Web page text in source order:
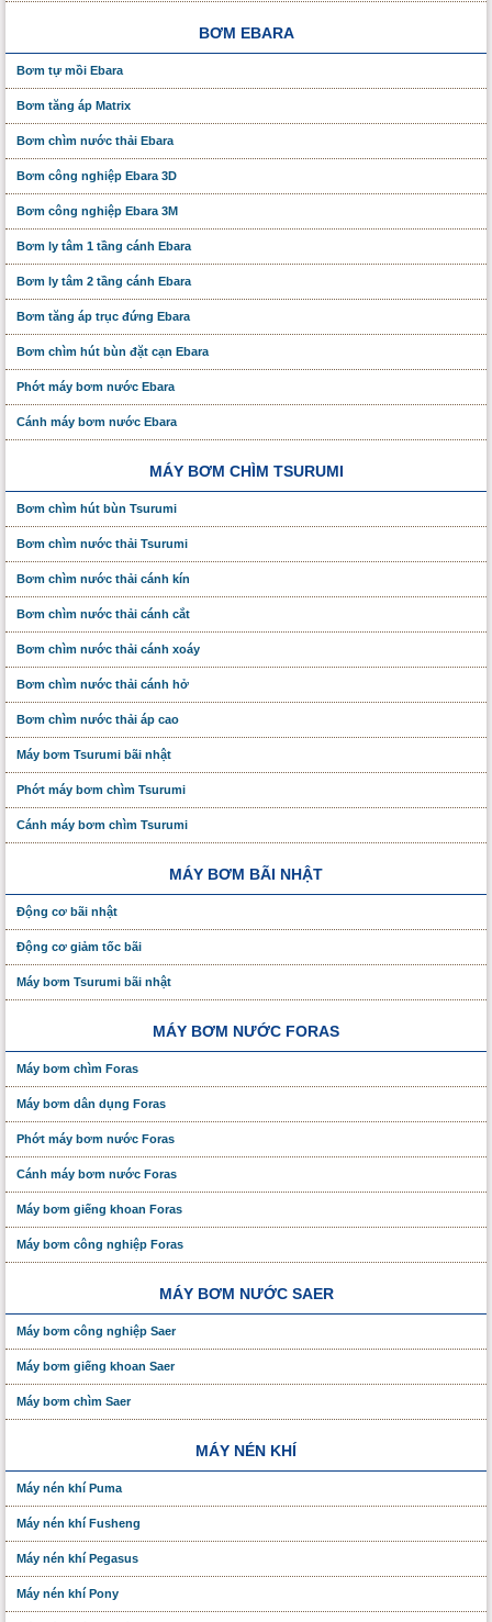
BƠM EBARA
Bơm tự mồi Ebara
Bơm tăng áp Matrix
Bơm chìm nước thải Ebara
Bơm công nghiệp Ebara 3D
Bơm công nghiệp Ebara 3M
Bơm ly tâm 1 tầng cánh Ebara
Bơm ly tâm 2 tầng cánh Ebara
Bơm tăng áp trục đứng Ebara
Bơm chìm hút bùn đặt cạn Ebara
Phớt máy bơm nước Ebara
Cánh máy bơm nước Ebara
MÁY BƠM CHÌM TSURUMI
Bơm chìm hút bùn Tsurumi
Bơm chìm nước thải Tsurumi
Bơm chìm nước thải cánh kín
Bơm chìm nước thải cánh cắt
Bơm chìm nước thải cánh xoáy
Bơm chìm nước thải cánh hở
Bơm chìm nước thải áp cao
Máy bơm Tsurumi bãi nhật
Phớt máy bơm chìm Tsurumi
Cánh máy bơm chìm Tsurumi
MÁY BƠM BÃI NHẬT
Động cơ bãi nhật
Động cơ giảm tốc bãi
Máy bơm Tsurumi bãi nhật
MÁY BƠM NƯỚC FORAS
Máy bơm chìm Foras
Máy bơm dân dụng Foras
Phớt máy bơm nước Foras
Cánh máy bơm nước Foras
Máy bơm giếng khoan Foras
Máy bơm công nghiệp Foras
MÁY BƠM NƯỚC SAER
Máy bơm công nghiệp Saer
Máy bơm giếng khoan Saer
Máy bơm chìm Saer
MÁY NÉN KHÍ
Máy nén khí Puma
Máy nén khí Fusheng
Máy nén khí Pegasus
Máy nén khí Pony